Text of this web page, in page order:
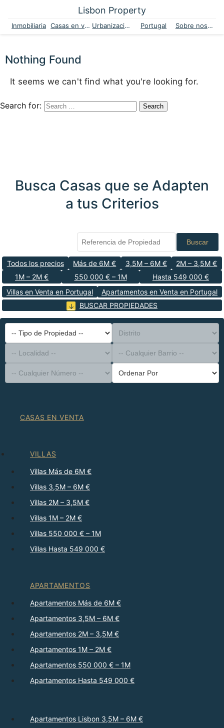
Lisbon Property
Inmobiliaria Casas en venta Urbanizaciones Portugal Sobre nosotros
Nothing Found
It seems we can't find what you're looking for.
Search for:
Busca Casas que se Adapten
a tus Criterios
Buscar
Todos los precios Más de 6M € 3,5M – 6M €
2M – 3,5M €
1M – 2M €
550 000 € – 1M
Hasta 549 000 €
Villas en Venta en Portugal
Apartamentos en Venta en Portugal
BUSCAR PROPIEDADES
-- Tipo de Propiedad --
Distrito
-- Localidad --
-- Cualquier Barrio --
-- Cualquier Número --
Ordenar Por
CASAS EN VENTA
VILLAS
Villas Más de 6M €
Villas 3,5M – 6M €
Villas 2M – 3,5M €
Villas 1M – 2M €
Villas 550 000 € – 1M
Villas Hasta 549 000 €
APARTAMENTOS
Apartamentos Más de 6M €
Apartamentos 3,5M – 6M €
Apartamentos 2M – 3,5M €
Apartamentos 1M – 2M €
Apartamentos 550 000 € – 1M
Apartamentos Hasta 549 000 €
Apartamentos Lisbon 3,5M – 6M €